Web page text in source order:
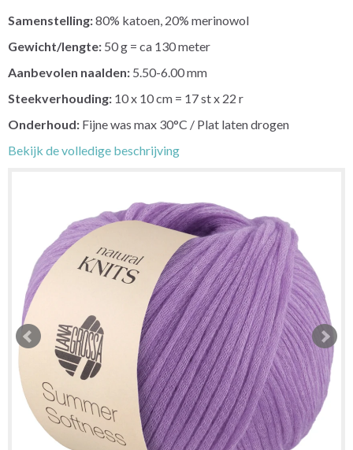
Samenstelling:80% katoen, 20% merinowol
Gewicht/lengte: 50 g = ca 130 meter
Aanbevolen naalden: 5.50-6.00 mm
Steekverhouding: 10 x 10 cm = 17 st x 22 r
Onderhoud: Fijne was max 30°C / Plat laten drogen
Bekijk de volledige beschrijving